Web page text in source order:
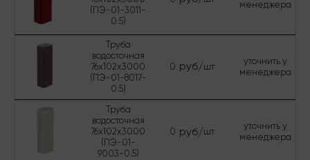
(ПЭ-01-3011-
0.5)
менеджера
Труба
водосточная
76х102х3000
(ПЭ-01-8017-
0.5)
0 руб/шт
уточнить у
менеджера
Труба
водосточная
76х102х3000
(ПЭ-01-
9003-0.5)
0 руб/шт
уточнить у
менеджера